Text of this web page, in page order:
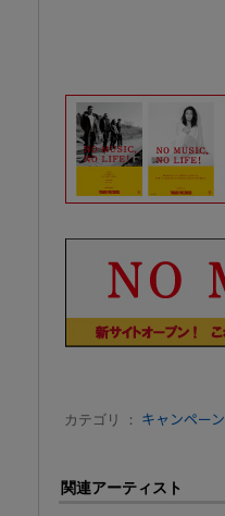
カテゴリ ： キャンペーン
関連アーティスト